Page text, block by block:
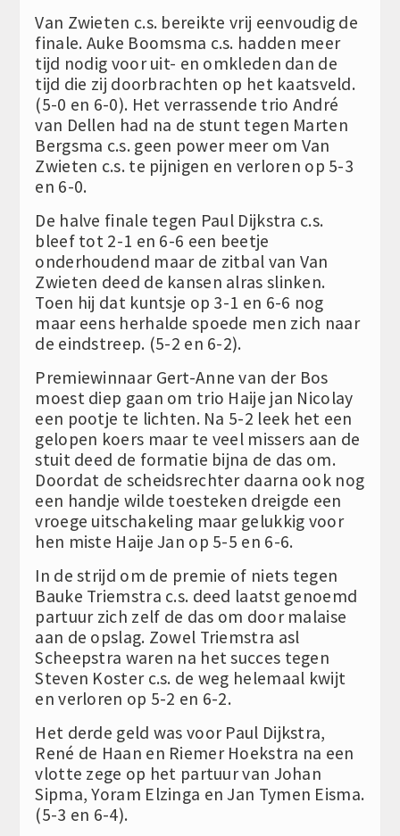
Van Zwieten c.s. bereikte vrij eenvoudig de
finale. Auke Boomsma c.s. hadden meer
tijd nodig voor uit- en omkleden dan de
tijd die zij doorbrachten op het kaatsveld.
(5-0 en 6-0). Het verrassende trio André
van Dellen had na de stunt tegen Marten
Bergsma c.s. geen power meer om Van
Zwieten c.s. te pijnigen en verloren op 5-3
en 6-0.
De halve finale tegen Paul Dijkstra c.s.
bleef tot 2-1 en 6-6 een beetje
onderhoudend maar de zitbal van Van
Zwieten deed de kansen alras slinken.
Toen hij dat kuntsje op 3-1 en 6-6 nog
maar eens herhalde spoede men zich naar
de eindstreep. (5-2 en 6-2).
Premiewinnaar Gert-Anne van der Bos
moest diep gaan om trio Haije jan Nicolay
een pootje te lichten. Na 5-2 leek het een
gelopen koers maar te veel missers aan de
stuit deed de formatie bijna de das om.
Doordat de scheidsrechter daarna ook nog
een handje wilde toesteken dreigde een
vroege uitschakeling maar gelukkig voor
hen miste Haije Jan op 5-5 en 6-6.
In de strijd om de premie of niets tegen
Bauke Triemstra c.s. deed laatst genoemd
partuur zich zelf de das om door malaise
aan de opslag. Zowel Triemstra asl
Scheepstra waren na het succes tegen
Steven Koster c.s. de weg helemaal kwijt
en verloren op 5-2 en 6-2.
Het derde geld was voor Paul Dijkstra,
René de Haan en Riemer Hoekstra na een
vlotte zege op het partuur van Johan
Sipma, Yoram Elzinga en Jan Tymen Eisma.
(5-3 en 6-4).